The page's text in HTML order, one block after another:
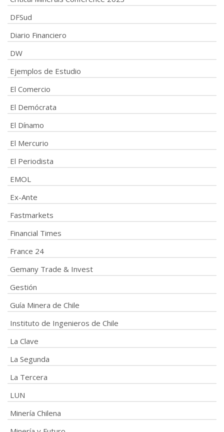
DFSud
Diario Financiero
DW
Ejemplos de Estudio
El Comercio
El Demócrata
El Dínamo
El Mercurio
El Periodista
EMOL
Ex-Ante
Fastmarkets
Financial Times
France 24
Gemany Trade & Invest
Gestión
Guía Minera de Chile
Instituto de Ingenieros de Chile
La Clave
La Segunda
La Tercera
LUN
Minería Chilena